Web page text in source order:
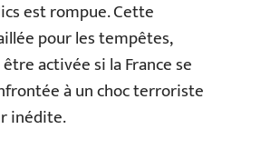
est rompue. Cette
pour les tempêtes,
activée si la France se
à un choc terroriste
inédite.